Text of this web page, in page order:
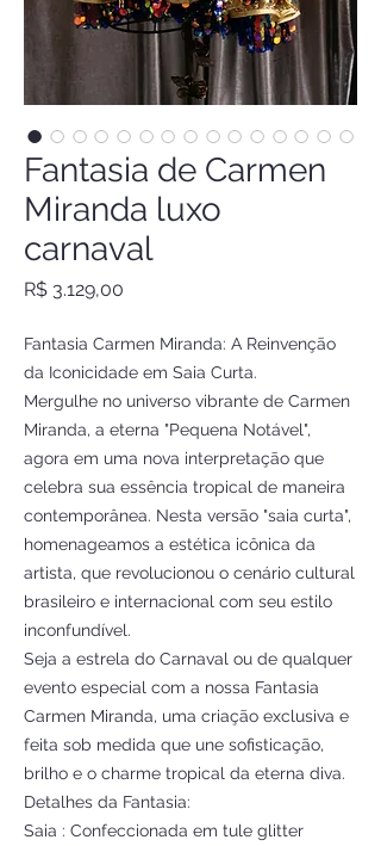
Fantasia de Carmen
Miranda luxo
carnaval
R$ 3.129,00
Fantasia Carmen Miranda: A Reinvenção
da Iconicidade em Saia Curta.
Mergulhe no universo vibrante de Carmen
Miranda, a eterna "Pequena Notável",
agora em uma nova interpretação que
celebra sua essência tropical de maneira
contemporânea. Nesta versão "saia curta",
homenageamos a estética icônica da
artista, que revolucionou o cenário cultural
brasileiro e internacional com seu estilo
inconfundível.
Seja a estrela do Carnaval ou de qualquer
evento especial com a nossa Fantasia
Carmen Miranda, uma criação exclusiva e
feita sob medida que une sofisticação,
brilho e o charme tropical da eterna diva.
Detalhes da Fantasia:
Saia : Confeccionada em tule glitter